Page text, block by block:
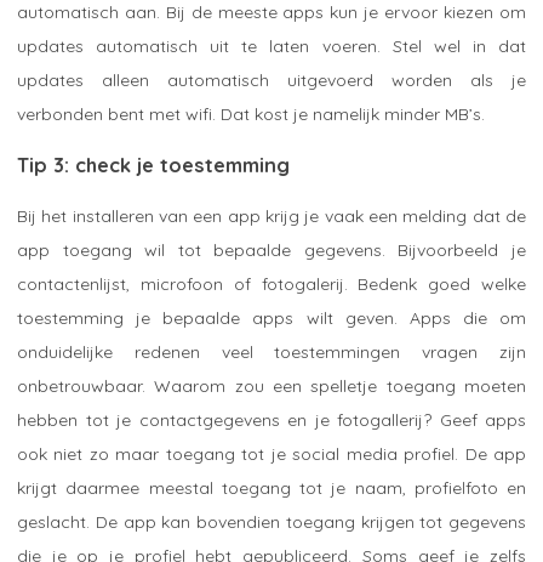
automatisch aan. Bij de meeste apps kun je ervoor kiezen om
updates automatisch uit te laten voeren. Stel wel in dat
updates alleen automatisch uitgevoerd worden als je
verbonden bent met wifi. Dat kost je namelijk minder MB’s.
Tip 3: check je toestemming
Bij het installeren van een app krijg je vaak een melding dat de
app toegang wil tot bepaalde gegevens. Bijvoorbeeld je
contactenlijst, microfoon of fotogalerij. Bedenk goed welke
toestemming je bepaalde apps wilt geven. Apps die om
onduidelijke redenen veel toestemmingen vragen zijn
onbetrouwbaar. Waarom zou een spelletje toegang moeten
hebben tot je contactgegevens en je fotogallerij? Geef apps
ook niet zo maar toegang tot je social media profiel. De app
krijgt daarmee meestal toegang tot je naam, profielfoto en
geslacht. De app kan bovendien toegang krijgen tot gegevens
die je op je profiel hebt gepubliceerd. Soms geef je zelfs